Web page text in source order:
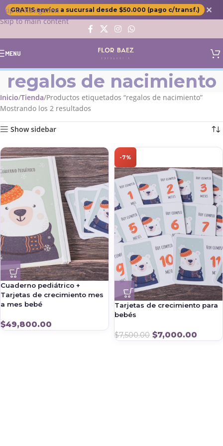
Skip to navigation
Skip to main content
GRATIS envíos a sucursal desde $50.000 (pago c/transf.) ✕
MENU
regalos de nacimiento
Inicio Tienda Productos etiquetados “regalos de nacimiento”
Mostrando los 2 resultados
Show sidebar
Cuaderno pediátrico +
Tarjetas de crecimiento mes
a mes bebé
$49,800.00
-7%
Tarjetas de crecimiento para
bebés
$7,500.00 $7,000.00